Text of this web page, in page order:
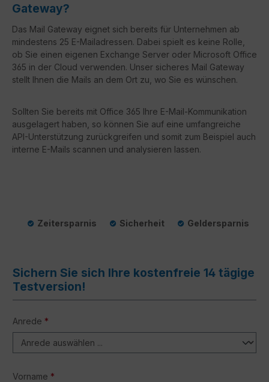
Sichern Sie sich Ihre kostenfreie 14 tägige
Testversion!
Anrede *
Vorname *
Gateway?
Das Mail Gateway eignet sich bereits für Unternehmen ab
mindestens 25 E-Mailadressen. Dabei spielt es keine Rolle,
ob Sie einen eigenen Exchange Server oder Microsoft Office
365 in der Cloud verwenden. Unser sicheres Mail Gateway
stellt Ihnen die Mails an dem Ort zu, wo Sie es wünschen.
Sollten Sie bereits mit Office 365 Ihre E-Mail-Kommunikation
ausgelagert haben, so können Sie auf eine umfangreiche
API-Unterstützung zurückgreifen und somit zum Beispiel auch
interne E-Mails scannen und analysieren lassen.
Zeitersparnis Sicherheit Geldersparnis